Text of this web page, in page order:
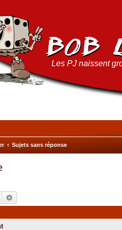
Les PJ naissent
Sujets sans réponse
Rechercher